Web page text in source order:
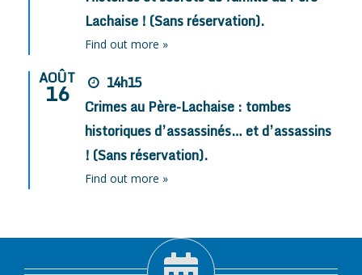
Lachaise ! (Sans réservation).
Find out more »
AOÛT
16
14h15
Crimes au Père-Lachaise : tombes
historiques d’assassinés… et d’assassins
! (Sans réservation).
Find out more »